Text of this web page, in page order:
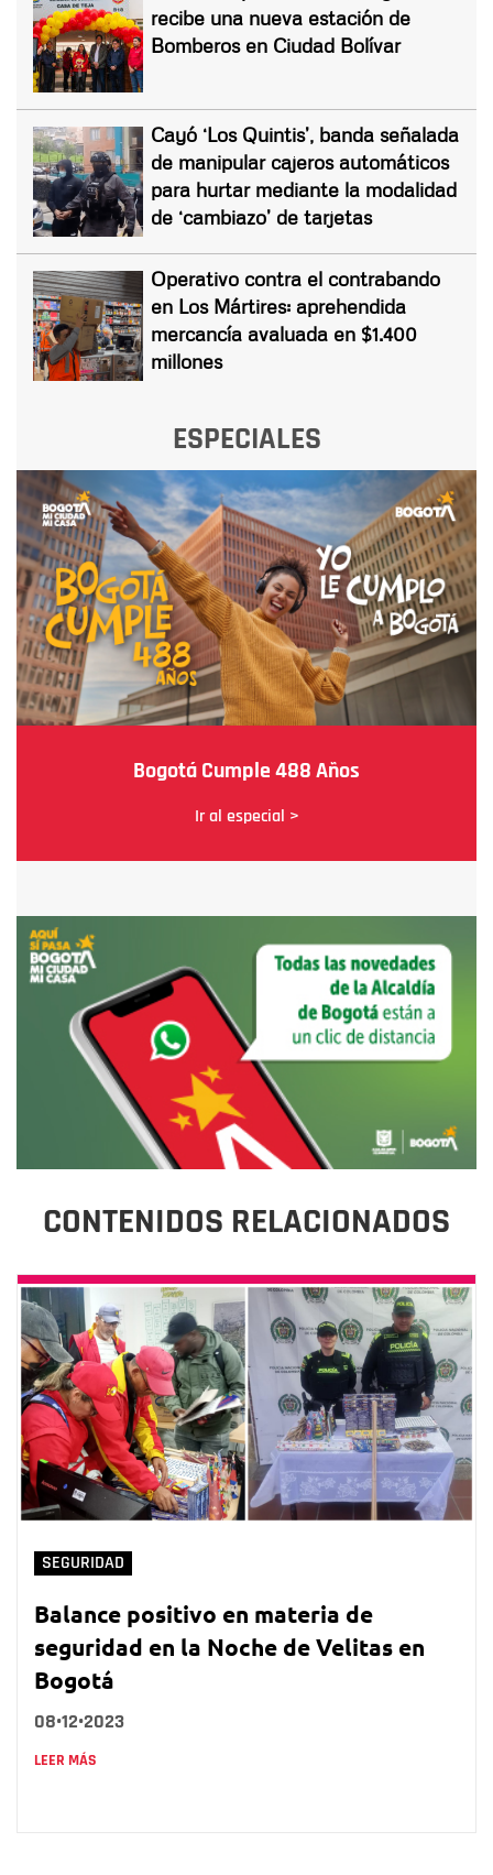
recibe una nueva estación de
Bomberos en Ciudad Bolívar
Cayó ‘Los Quintis’, banda señalada
de manipular cajeros automáticos
para hurtar mediante la modalidad
de ‘cambiazo’ de tarjetas
Operativo contra el contrabando
en Los Mártires: aprehendida
mercancía avaluada en $1.400
millones
ESPECIALES
Bogotá Cumple 488 Años
Ir al especial >
CONTENIDOS RELACIONADOS
SEGURIDAD
Balance positivo en materia de
seguridad en la Noche de Velitas en
Bogotá
08•12•2023
LEER MÁS